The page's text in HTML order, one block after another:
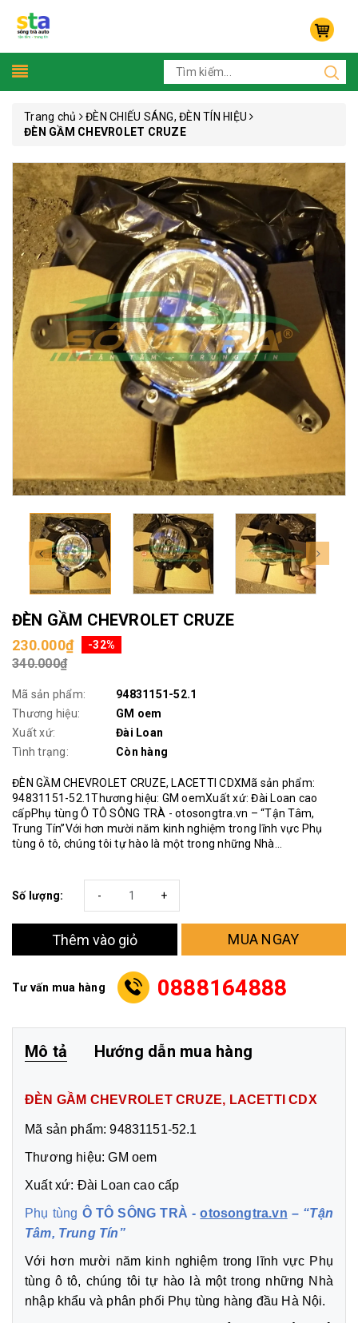
Trang chủ
ĐÈN CHIẾU SÁNG, ĐÈN TÍN HIỆU
ĐÈN GẦM CHEVROLET CRUZE
ĐÈN GẦM CHEVROLET CRUZE
230.000₫ -32%
340.000₫
Mã sản phẩm:
94831151-52.1
Thương hiệu:
GM oem
Xuất xứ:
Đài Loan
Tình trạng:
Còn hàng
ĐÈN GẦM CHEVROLET CRUZE, LACETTI CDXMã sản phẩm:
94831151-52.1Thương hiệu: GM oemXuất xứ: Đài Loan cao
cấpPhụ tùng Ô TÔ SÔNG TRÀ - otosongtra.vn – “Tận Tâm,
Trung Tín”Với hơn mười năm kinh nghiệm trong lĩnh vực Phụ
tùng ô tô, chúng tôi tự hào là một trong những Nhà...
Số lượng: +
-
Thêm vào giỏ MUA NGAY
Tư vấn mua hàng 0888164888
Mô tả Hướng dẫn mua hàng
ĐÈN GẦM CHEVROLET CRUZE, LACETTI CDX
Mã sản phẩm: 94831151-52.1
Thương hiệu: GM oem
Xuất xứ: Đài Loan cao cấp
Phụ tùng Ô TÔ SÔNG TRÀ -otosongtra.vn – “Tận
Tâm, Trung Tín”
Với hơn mười năm kinh nghiệm trong lĩnh vực Phụ
tùng ô tô, chúng tôi tự hào là một trong những Nhà
nhập khẩu và phân phối Phụ tùng hàng đầu Hà Nội.